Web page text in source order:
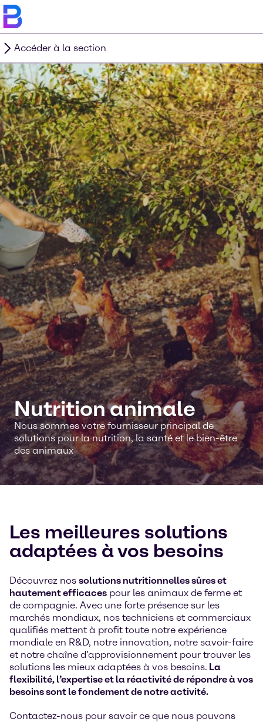
Accéder à la section
Nutrition animale
Nous sommes votre fournisseur principal de
solutions pour la nutrition, la santé et le bien-être
des animaux
Les meilleures solutions
adaptées à vos besoins
Découvrez nos solutions nutritionnelles sûres et
hautement efficaces pour les animaux de ferme et
de compagnie. Avec une forte présence sur les
marchés mondiaux, nos techniciens et commerciaux
qualifiés mettent à profit toute notre expérience
mondiale en R&D, notre innovation, notre savoir-faire
et notre chaîne d’approvisionnement pour trouver les
solutions les mieux adaptées à vos besoins. La
flexibilité, l’expertise et la réactivité de répondre à vos
besoins sont le fondement de notre activité.
Contactez-nous pour savoir ce que nous pouvons